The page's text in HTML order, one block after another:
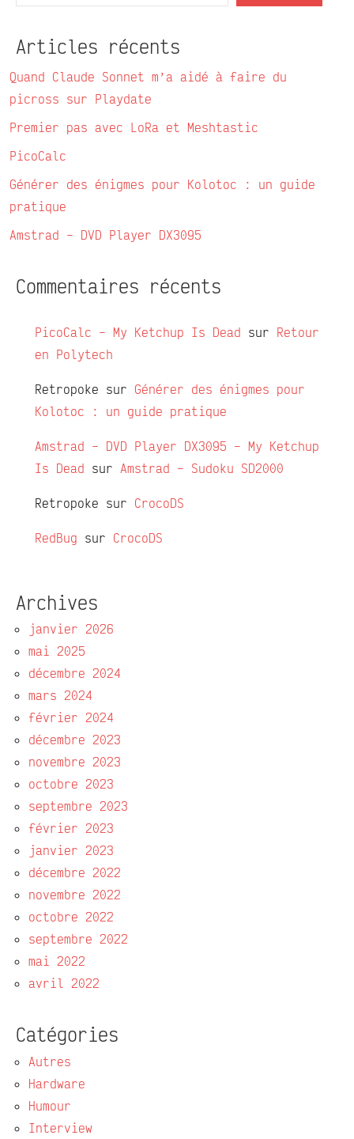
Articles récents
Quand Claude Sonnet m’a aidé à faire du
picross sur Playdate
Premier pas avec LoRa et Meshtastic
PicoCalc
Générer des énigmes pour Kolotoc : un guide
pratique
Amstrad – DVD Player DX3095
Commentaires récents
PicoCalc – My Ketchup Is Dead sur Retour
en Polytech
Retropoke sur Générer des énigmes pour
Kolotoc : un guide pratique
Amstrad – DVD Player DX3095 – My Ketchup
Is Dead sur Amstrad – Sudoku SD2000
Retropoke sur CrocoDS
RedBug sur CrocoDS
Archives
janvier 2026
mai 2025
décembre 2024
mars 2024
février 2024
décembre 2023
novembre 2023
octobre 2023
septembre 2023
février 2023
janvier 2023
décembre 2022
novembre 2022
octobre 2022
septembre 2022
mai 2022
avril 2022
Catégories
Autres
Hardware
Humour
Interview